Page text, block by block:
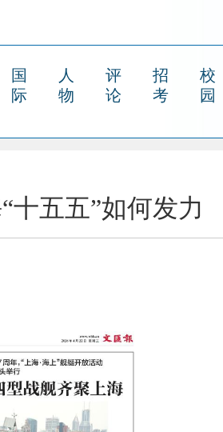
国
际
人
物
评
论
招
考
校
园
十五五”如何发力